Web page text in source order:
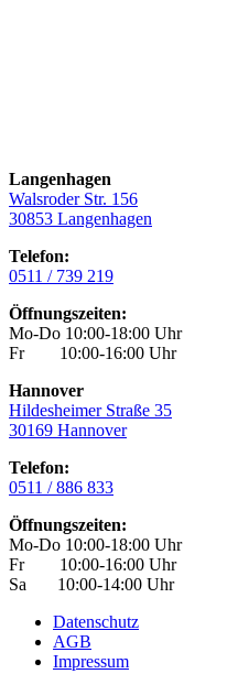
Langenhagen
Walsroder Str. 156
30853 Langenhagen
Telefon:
0511 / 739 219
Öffnungszeiten:
Mo-Do 10:00-18:00 Uhr
Fr 10:00-16:00 Uhr
Hannover
Hildesheimer Straße 35
30169 Hannover
Telefon:
0511 / 886 833
Öffnungszeiten:
Mo-Do 10:00-18:00 Uhr
Fr 10:00-16:00 Uhr
Sa 10:00-14:00 Uhr
Datenschutz
AGB
Impressum